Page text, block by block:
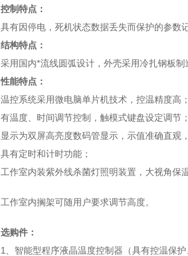
控制特点：
具有因停电，死机状态数据丢失而保护的参数
结构特点：
采用国内*流线圆弧设计，外壳采用冷扎钢板
性能特点：
温控系统采用微电脑单片机技术，控温精度高；
有温度、时间调节控制，触模式键盘设定调节；
显示为双屏高亮度数码管显示，示值准确直观
具有定时和计时功能；
工作室内装紫外线杀菌灯照明装置，大视角保
工作室内搁架可随用户要求调节高度。
选购件：
1、智能型程序液晶温度控制器（具有控温保